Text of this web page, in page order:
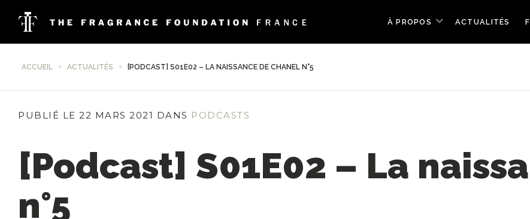
À PROPOS ACTUALITÉS
ACCUEIL ACTUALITÉS [PODCAST] S01E02 – LA NAISSANCE DE CHANEL N°5
PUBLIÉ LE 22 MARS 2021 DANS PODCASTS
[Podcast] S01E02 – La
n°5